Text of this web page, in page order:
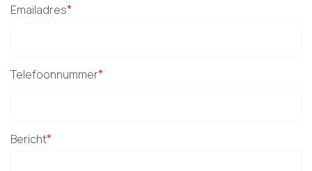
Emailadres*
Telefoonnummer*
Bericht*